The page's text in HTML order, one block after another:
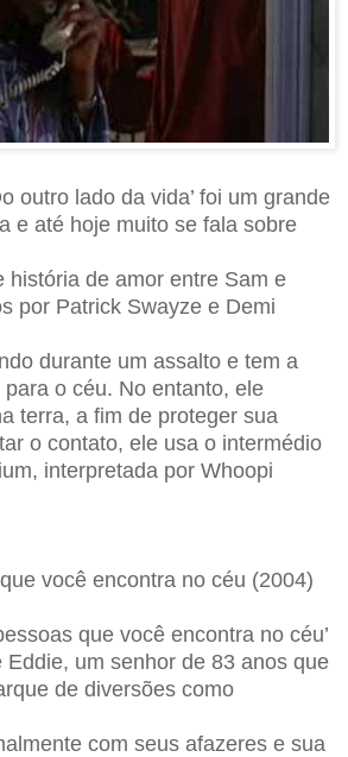
outro lado da vida’ foi um grande
e até hoje muito se fala sobre
história de amor entre Sam e
por Patrick Swayze e Demi
durante um assalto e tem a
o céu. No entanto, ele
terra, a fim de proteger sua
o contato, ele usa o intermédio
interpretada por Whoopi
você encontra no céu (2004)
que você encontra no céu’
Eddie, um senhor de 83 anos que
de diversões como
com seus afazeres e sua